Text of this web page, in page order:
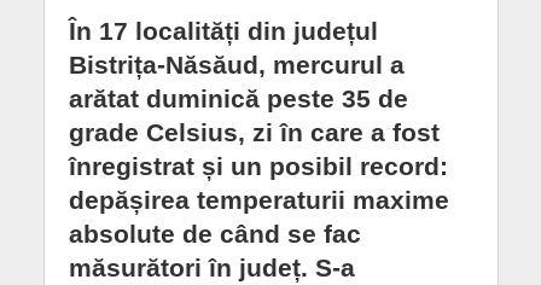
În 17 localități din județul
Bistrița-Năsăud, mercurul a
arătat duminică peste 35 de
grade Celsius, zi în care a fost
înregistrat și un posibil record:
depășirea temperaturii maxime
absolute de când se fac
măsurători în județ. S-a